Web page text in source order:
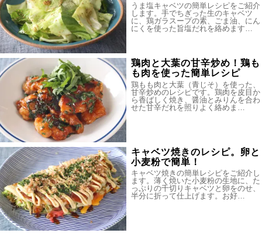
うま塩キャベツの簡単レシピをご紹介
します。手でちぎった生のキャベツ
に、鶏ガラスープの素、ごま油、にん
にくを使った旨塩だれを絡めます…
鶏肉と大葉の甘辛炒め！鶏も
も肉を使った簡単レシピ
鶏もも肉と大葉（青じそ）を使った、
甘辛炒めのレシピです。鶏肉を皮目か
ら香ばしく焼き、醤油とみりんを合わ
せた甘辛だれを照りよく絡めま…
キャベツ焼きのレシピ。卵と
小麦粉で簡単！
キャベツ焼きの簡単レシピをご紹介し
ます。薄く焼いた小麦粉の生地に、た
っぷりの千切りキャベツと卵をのせ、
半分に折って仕上げます。お好…